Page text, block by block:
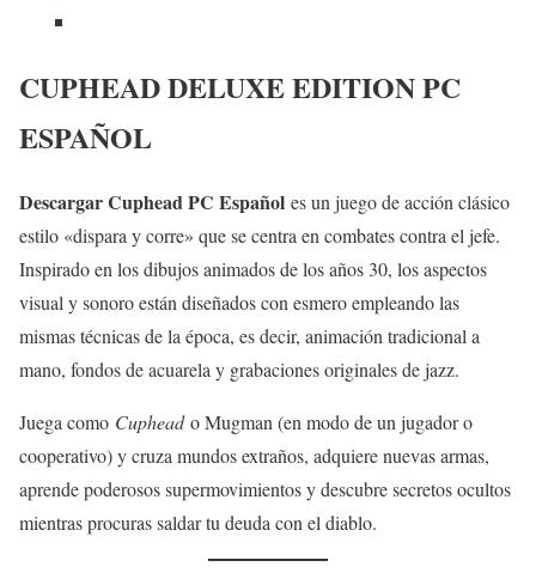
CUPHEAD DELUXE EDITION PC
ESPAÑOL
Descargar Cuphead PC Español es un juego de acción clásico
estilo «dispara y corre» que se centra en combates contra el jefe.
Inspirado en los dibujos animados de los años 30, los aspectos
visual y sonoro están diseñados con esmero empleando las
mismas técnicas de la época, es decir, animación tradicional a
mano, fondos de acuarela y grabaciones originales de jazz.
Juega como Cupheado Mugman (en modo de un jugador o
cooperativo) y cruza mundos extraños, adquiere nuevas armas,
aprende poderosos supermovimientos y descubre secretos ocultos
mientras procuras saldar tu deuda con el diablo.